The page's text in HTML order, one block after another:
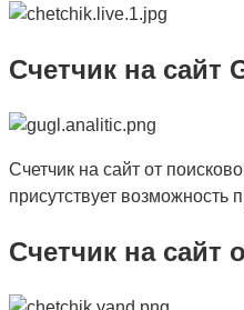
Счетчик на сайт
Счетчик на сайт от
присутствует возможность
Счетчик на сайт